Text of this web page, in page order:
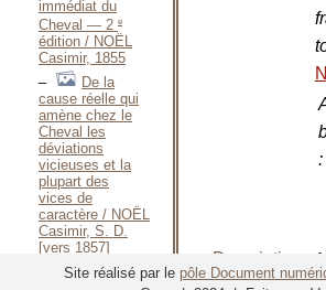
immédiat du
Cheval — 2 e
édition / NOËL
Casimir, 1855
De la
cause réelle qui
amène chez le
Cheval les
déviations
vicieuses et la
plupart des
vices de
caractère / NOËL
Casimir, S. D.
[vers 1857]
Un mot
:
Description
matérielle
Site réalisé par le pôle Document